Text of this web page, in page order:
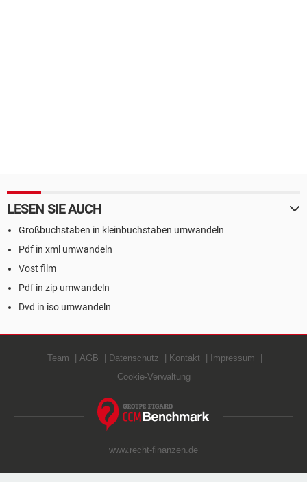
LESEN SIE AUCH
Großbuchstaben in kleinbuchstaben umwandeln
Pdf in xml umwandeln
Vost film
Pdf in zip umwandeln
Dvd in iso umwandeln
Team AGB Datenschutz Kontakt
Impressum
Cookie-Verwaltung
www.recht-finanzen.de